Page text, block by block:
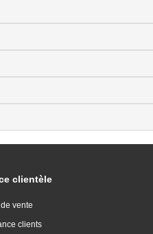
clientèle
vente
clients